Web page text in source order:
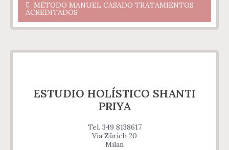
MÉTODO MANUEL CASADO TRATAMIENTOS
ACREDITADOS
ESTUDIO HOLÍSTICO SHANTI
PRIYA
Tel. 349 8138617
Via Zürich 20
Milan